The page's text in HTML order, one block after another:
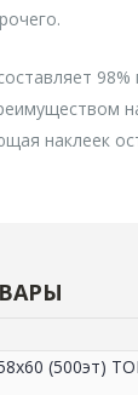
наклеек